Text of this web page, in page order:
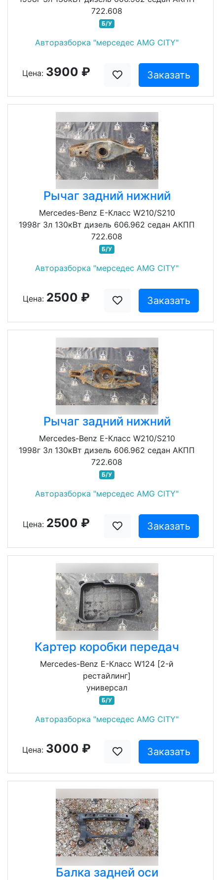
722.608
Б/У
Авторазборка "мерседес AMG CITY"
Цена: 3900 ₽ Заказать
Рычаг задний нижний
Mercedes-Benz E-Класс W210/S210
1998г 3л 130кВт дизель 606.962 седан АКПП
722.608
Б/У
Авторазборка "мерседес AMG CITY"
Цена: 2500 ₽ Заказать
Рычаг задний нижний
Mercedes-Benz E-Класс W210/S210
1998г 3л 130кВт дизель 606.962 седан АКПП
722.608
Б/У
Авторазборка "мерседес AMG CITY"
Цена: 2500 ₽ Заказать
Картер коробки передач
Mercedes-Benz E-Класс W124 [2-й
рестайлинг]
универсал
Б/У
Авторазборка "мерседес AMG CITY"
Цена: 3000 ₽ Заказать
Балка задней оси